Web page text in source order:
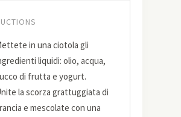
in una ciotola gli
liquidi: olio, acqua,
di frutta e yogurt.
la scorza grattuggiata di
e mescolate con una